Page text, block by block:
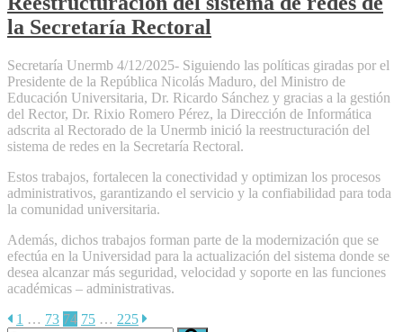
la Secretaría Rectoral
Secretaría Unermb 4/12/2025- Siguiendo las políticas giradas por el
Presidente de la República Nicolás Maduro, del Ministro de
Educación Universitaria, Dr. Ricardo Sánchez y gracias a la gestión
del Rector, Dr. Rixio Romero Pérez, la Dirección de Informática
adscrita al Rectorado de la Unermb inició la reestructuración del
sistema de redes en la Secretaría Rectoral.
Estos trabajos, fortalecen la conectividad y optimizan los procesos
administrativos, garantizando el servicio y la confiabilidad para toda
la comunidad universitaria.
Además, dichos trabajos forman parte de la modernización que se
efectúa en la Universidad para la actualización del sistema donde se
desea alcanzar más seguridad, velocidad y soporte en las funciones
académicas – administrativas.
Paginación
1 … 73 74 75 … 225